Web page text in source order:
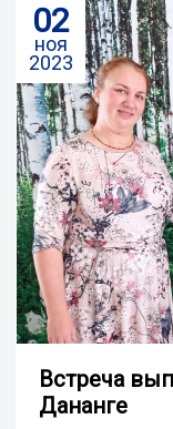
02
ноя
2023
Встреча
Дананге